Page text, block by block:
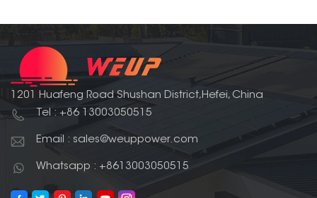
1201 Huafeng Road Shushan District,Hefei, China
Tel : +86 13003050515
Email : sales@weuppower.com
Whatsapp : +8613003050515